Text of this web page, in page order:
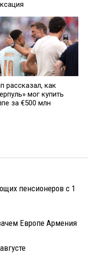
рассказал, как
мог купить
за €500 млн
пенсионеров с 1
Европе Армения